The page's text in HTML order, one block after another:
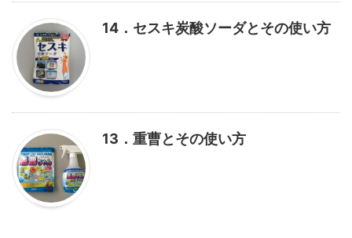
14．セスキ炭酸ソーダとその使い方
13．重曹とその使い方